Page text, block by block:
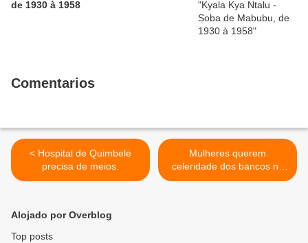
de 1930 à 1958
Comentarios
< Hospital de Quimbele
precisa de meios.
Mulheres querem
celeridade dos bancos na
concessão de micro-crédito
Alojado por Overblog
Top posts